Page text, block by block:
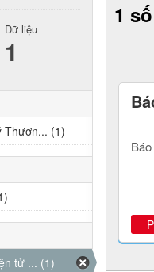
1
Dữ liệu
1
Thươn... (1)
tử ... (1)